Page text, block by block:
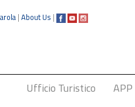
|About Us |
Ufficio Turistico APP